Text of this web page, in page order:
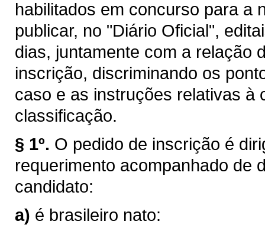
habilitados em concurso para a
publicar, no "Diário Oficial",
dias, juntamente com a relação
inscrição, discriminando os
caso e as instruções relativas à
classificação.
§ 1º. O pedido de inscrição é
requerimento acompanhado de
candidato:
a) é brasileiro nato: